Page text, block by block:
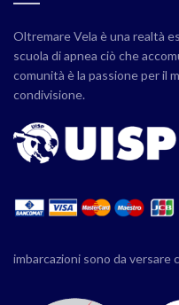
Oltremare Vela è una realtà
scuola di apnea ciò che
comunità è la passione per il
condivisione.
imbarcazioni sono da versare